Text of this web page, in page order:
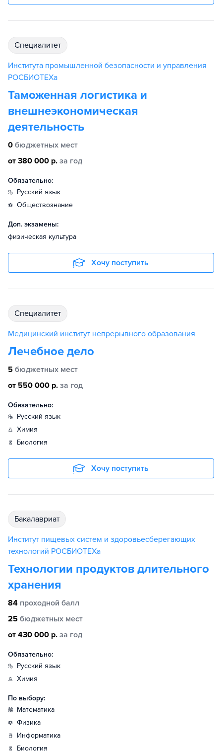
специалитет
Института промышленной безопасности и управления
РОСБИОТЕХа
Таможенная логистика и
внешнеэкономическая
деятельность
0 бюджетных мест
от 380 000 р. за год
Обязательно:
русский язык
обществознание
Доп. экзамены:
физическая культура
Хочу поступить
специалитет
Медицинский институт непрерывного образования
Лечебное дело
5 бюджетных мест
от 550 000 р. за год
Обязательно:
русский язык
химия
биология
Хочу поступить
бакалавриат
Институт пищевых систем и здоровьесберегающих
технологий РОСБИОТЕХа
Технологии продуктов длительного
хранения
84 проходной балл
25 бюджетных мест
от 430 000 р. за год
Обязательно:
русский язык
химия
По выбору:
математика
физика
информатика
биология